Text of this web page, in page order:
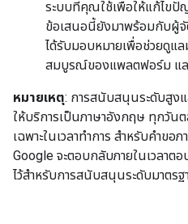
ระบบที่คุณใช้เพื่อให้แก้ไขปั
ข้อเสนอนี้ยังมาพร้อมกับผู้
ได้รับมอบหมายเพื่อช่วยดูแ
สมบูรณ์ของแพลตฟอร์ม แล
หมายเหตุ: การสนับสนุนระดับสูง
ให้บริการเป็นภาษาอังกฤษ ทุกวัน
เฉพาะในเวลาทำการ สำหรับคำข
Google จะตอบกลับภายในเวลาต
ไว้สำหรับการสนับสนุนระดับมาตร